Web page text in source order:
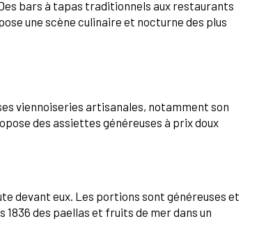
bars à tapas traditionnels aux restaurants
une scène culinaire et nocturne des plus
viennoiseries artisanales, notamment son
des assiettes généreuses à prix doux
devant eux. Les portions sont généreuses et
des paellas et fruits de mer dans un